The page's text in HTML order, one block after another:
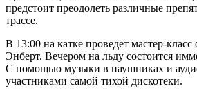
предстоит преодолеть различные
трассе.
В 13:00 на катке проведет мастер-
Энберт. Вечером на льду состоится
С помощью музыки в наушниках и
участниками самой тихой дискотеки.